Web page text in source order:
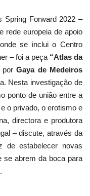
Spring Forward 2022 –
rede europeia de apoio
se inclui o Centro
– foi a peça “Atlas da
porGaya de Medeiros
Nesta investigação de
ponto de união entre a
o privado, o erotismo e
directora e produtora
– discute, através da
de estabelecer novas
se abrem da boca para